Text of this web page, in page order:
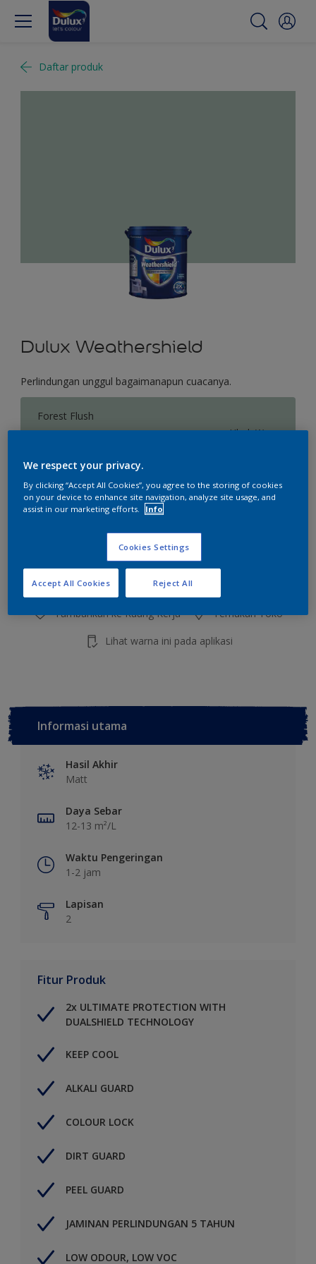
Daftar produk
Dulux Weathershield
Perlindungan unggul bagaimanapun cuacanya.
Forest Flush
Ubah Warna
Ukuran
2.5 L 20 L
Kalkulator cat
Hitung
Tambahkan ke Ruang Kerja Temukan Toko
Lihat warna ini pada aplikasi
Informasi utama
Hasil Akhir
Matt
Daya Sebar
12-13 m²/L
Waktu Pengeringan
1-2 jam
Lapisan
2
Fitur Produk
2x ULTIMATE PROTECTION WITH
DUALSHIELD TECHNOLOGY
KEEP COOL
ALKALI GUARD
COLOUR LOCK
DIRT GUARD
PEEL GUARD
JAMINAN PERLINDUNGAN 5 TAHUN
LOW ODOUR, LOW VOC
We respect your privacy.
By clicking “Accept All Cookies”, you agree to the storing of cookies
on your device to enhance site navigation, analyze site usage, and
assist in our marketing efforts.
Info
Cookies Settings
Reject All
Accept All Cookies